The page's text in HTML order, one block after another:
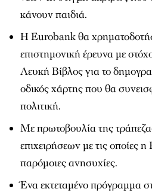
κάνουν παιδιά.
ΗEurobankθα
επιστημονική έρευνα με
Λευκή Βίβλος για το
οδικός χάρτης που θα
πολιτική.
Με πρωτοβουλία της
επιχειρήσεων με τις οποίες η
παρόμοιες ανησυχίες.
Ένα εκτεταμένο πρόγραμμα